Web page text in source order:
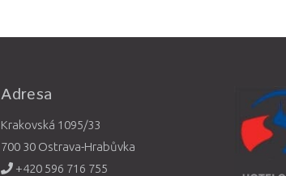
Adresa
Krakovská 1095/33
700 30 Ostrava-Hrabůvka
+420 596 716 755